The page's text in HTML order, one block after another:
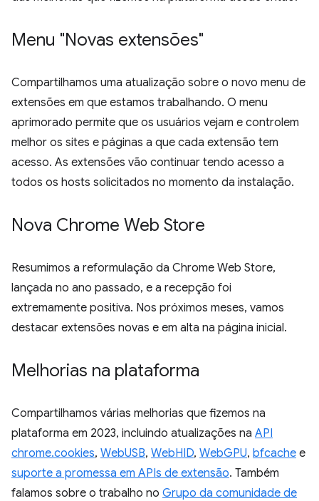
Menu "Novas extensões"
Compartilhamos uma atualização sobre o novo menu de
extensões em que estamos trabalhando. O menu
aprimorado permite que os usuários vejam e controlem
melhor os sites e páginas a que cada extensão tem
acesso. As extensões vão continuar tendo acesso a
todos os hosts solicitados no momento da instalação.
Nova Chrome Web Store
Resumimos a reformulação da Chrome Web Store,
lançada no ano passado, e a recepção foi
extremamente positiva. Nos próximos meses, vamos
destacar extensões novas e em alta na página inicial.
Melhorias na plataforma
Compartilhamos várias melhorias que fizemos na
plataforma em 2023, incluindo atualizações na API
chrome.cookies, WebUSB, WebHID, WebGPU, bfcache e
suporte a promessa em APIs de extensão. Também
falamos sobre o trabalho no Grupo da comunidade de